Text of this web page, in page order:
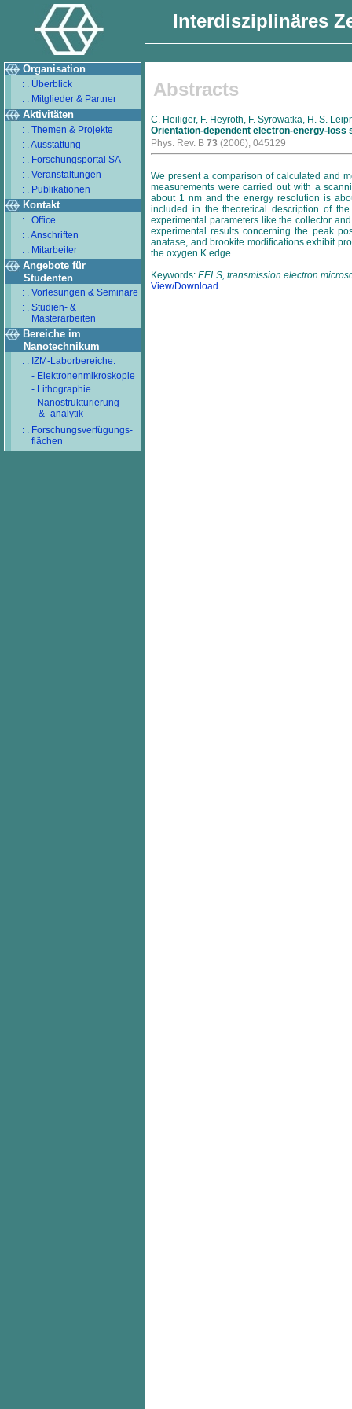
Interdisziplinäres
Organisation
: . Überblick
: . Mitglieder & Partner
Aktivitäten
: . Themen & Projekte
: . Ausstattung
: . Forschungsportal SA
: . Veranstaltungen
: . Publikationen
Kontakt
: . Office
: . Anschriften
: . Mitarbeiter
Angebote für
Studenten
: . Vorlesungen & Seminare
: . Studien- &
Masterarbeiten
Bereiche im
Nanotechnikum
: . IZM-Laborbereiche:
- Elektronenmikroskopie
- Lithographie
- Nanostrukturierung
& -analytik
: . Forschungsverfügungs-
flächen
Abstracts
C. Heiliger, F. Heyroth, F. Syrowatka, H. S.
Orientation-dependent electron-energy-loss
Phys. Rev. B 73 (2006), 045129
We present a comparison of calculated and
measurements were carried out with a
about 1 nm and the energy resolution is
included in the theoretical description of
experimental parameters like the collector
experimental results concerning the peak
anatase, and brookite modifications exhibit
the oxygen K edge.
Keywords: EELS, transmission electron
View/Download